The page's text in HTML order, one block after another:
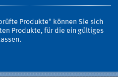
Produkte" können Sie sich
Produkte, für die ein gültiges